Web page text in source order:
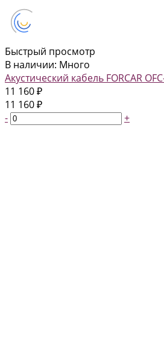
Быстрый просмотр
В наличии: Много
Акустический кабель FORCAR
11 160 ₽
11 160 ₽
-
+